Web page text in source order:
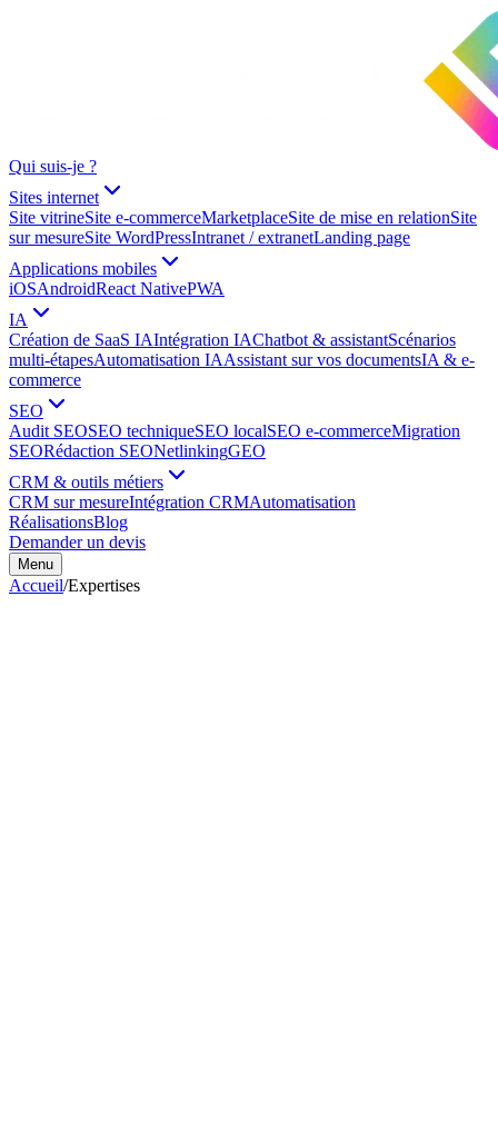
Qui suis-je ?
Sites internet
Site vitrineSite e-commerceMarketplaceSite de mise en relationSite
sur mesureSite WordPressIntranet / extranetLanding page
Applications mobiles
iOSAndroidReact NativePWA
IA
Création de SaaS IAIntégration IAChatbot & assistantScénarios
multi-étapesAutomatisation IAAssistant sur vos documentsIA & e-
commerce
SEO
Audit SEOSEO techniqueSEO localSEO e-commerceMigration
SEORédaction SEONetlinkingGEO
CRM & outils métiers
CRM sur mesureIntégration CRMAutomatisation
RéalisationsBlog
Demander un devis
Menu
Accueil/Expertises